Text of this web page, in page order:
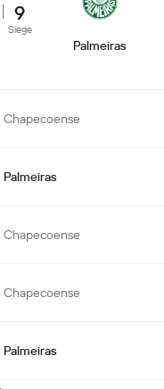
9
Siege
Palmeiras
Chapecoense
Palmeiras
Chapecoense
Chapecoense
Palmeiras